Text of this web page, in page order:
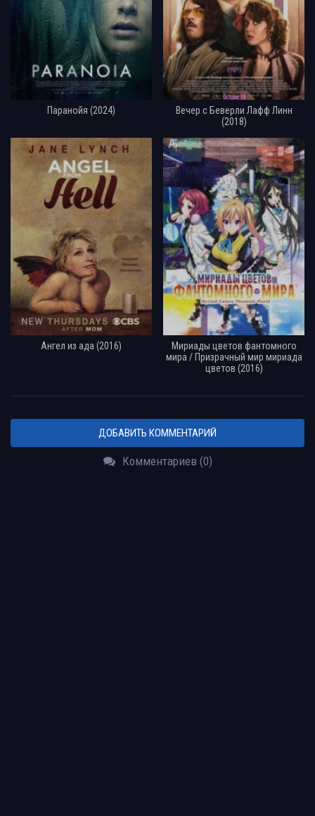
Паранойя (2024)
Вечер с Беверли Лафф Линн
(2018)
Ангел из ада (2016)
Мириады цветов фантомного
мира / Призрачный мир мириада
цветов (2016)
ДОБАВИТЬ КОММЕНТАРИЙ
Комментариев (0)